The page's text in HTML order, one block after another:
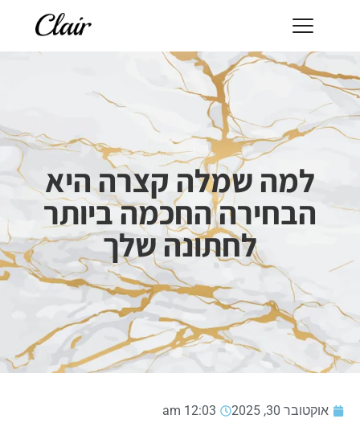
למה שמלה קצרה היא
הבחירה החכמה ביותר
לחתונה שלך
אוקטובר 30, 2025 12:03 am